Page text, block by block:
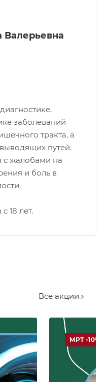
Валерьевна
заболеваний
тракта, а
путей.
с жалобами на
и боль в
18 лет.
Все акции
МРТ -10%